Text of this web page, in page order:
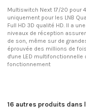
Multiswitch Next 17/20
uniquement pour les LNB
Full HD 3D qualité HD. Il a
niveaux de réception
de son, même sur de
éprouvée des millions de
d'une LED
fonctionnement
16 autres produits dans